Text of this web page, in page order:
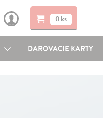
0 ks
DAROVACIE KARTY